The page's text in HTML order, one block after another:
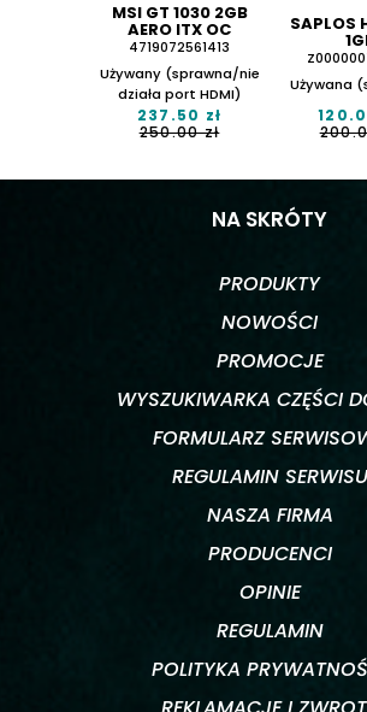
MSI GT 1030 2GB
AERO ITX OC
4719072561413
Używany (sprawna/nie
działa port HDMI)
237.50 zł
250.00 zł
SAPLOS
Używana
NA SKRÓTY
PRODUKTY
NOWOŚCI
PROMOCJE
WYSZUKIWARKA CZĘŚCI
FORMULARZ
REGULAMIN SERWISU
NASZA FIRMA
PRODUCENCI
OPINIE
REGULAMIN
POLITYKA